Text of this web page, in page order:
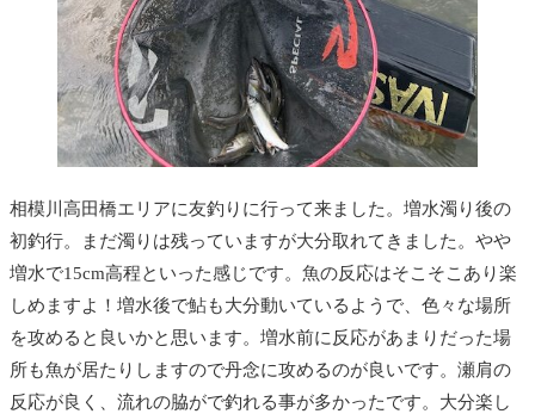
相模川高田橋エリアに友釣りに行って来ました。増水濁り後の
初釣行。まだ濁りは残っていますが大分取れてきました。やや
増水で15cm高程といった感じです。魚の反応はそこそこあり楽
しめますよ！増水後で鮎も大分動いているようで、色々な場所
を攻めると良いかと思います。増水前に反応があまりだった場
所も魚が居たりしますので丹念に攻めるのが良いです。瀬肩の
反応が良く、流れの脇がで釣れる事が多かったです。大分楽し